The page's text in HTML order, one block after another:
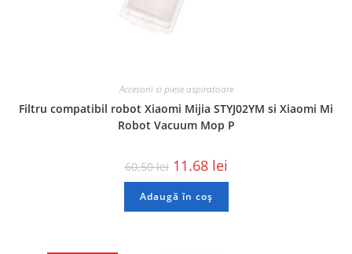
Accesorii si piese aspiratoare
Filtru compatibil robot Xiaomi Mijia STYJ02YM si Xiaomi Mi
Robot Vacuum Mop P
60.50lei 11.68 lei
Adaugă în coș